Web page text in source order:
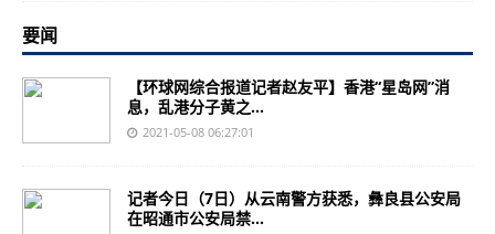
要闻
【环球网综合报道记者赵友平】香港“星岛网”消
息，乱港分子黄之...
2021-05-08 06:27:01
记者今日（7日）从云南警方获悉，彝良县公安局
在昭通市公安局禁...